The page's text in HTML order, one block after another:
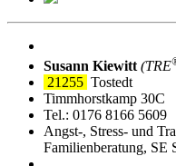
Susann Kiewitt (TRE
21255 Tostedt
Timmhorstkamp 30C
Tel.: 0176 8166 5609
Angst-, Stress- und
Familienberatung, SE